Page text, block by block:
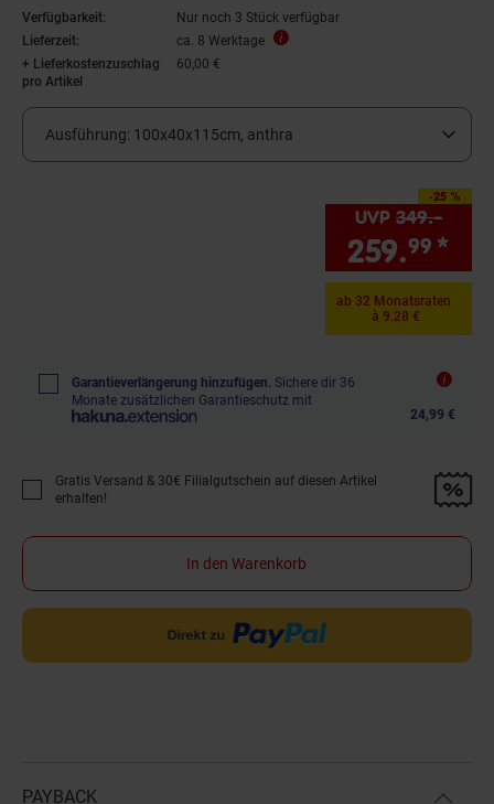
Verfügbarkeit:
Nur noch 3 Stück verfügbar
Lieferzeit:
ca. 8 Werktage
+ Lieferkostenzuschlag
pro Artikel
60,00 €
Ausführung: 100x40x115cm, anthra
-25 %
Sie Sparen 25 Prozent,
UVP 349.–UVP
259.99 *
ab 32 Monatsraten
à 9.28 €
Garantieverlängerung hinzufügen. Sichere dir 36
Monate zusätzlichen Garantieschutz mit
24,99 €
Promotion "Gratis Versand &amp; 30€ Filialgutschein auf diesen Artikel
Gratis Versand & 30€ Filialgutschein auf diesen Artikel
erhalten!
In den Warenkorb
PAYBACK